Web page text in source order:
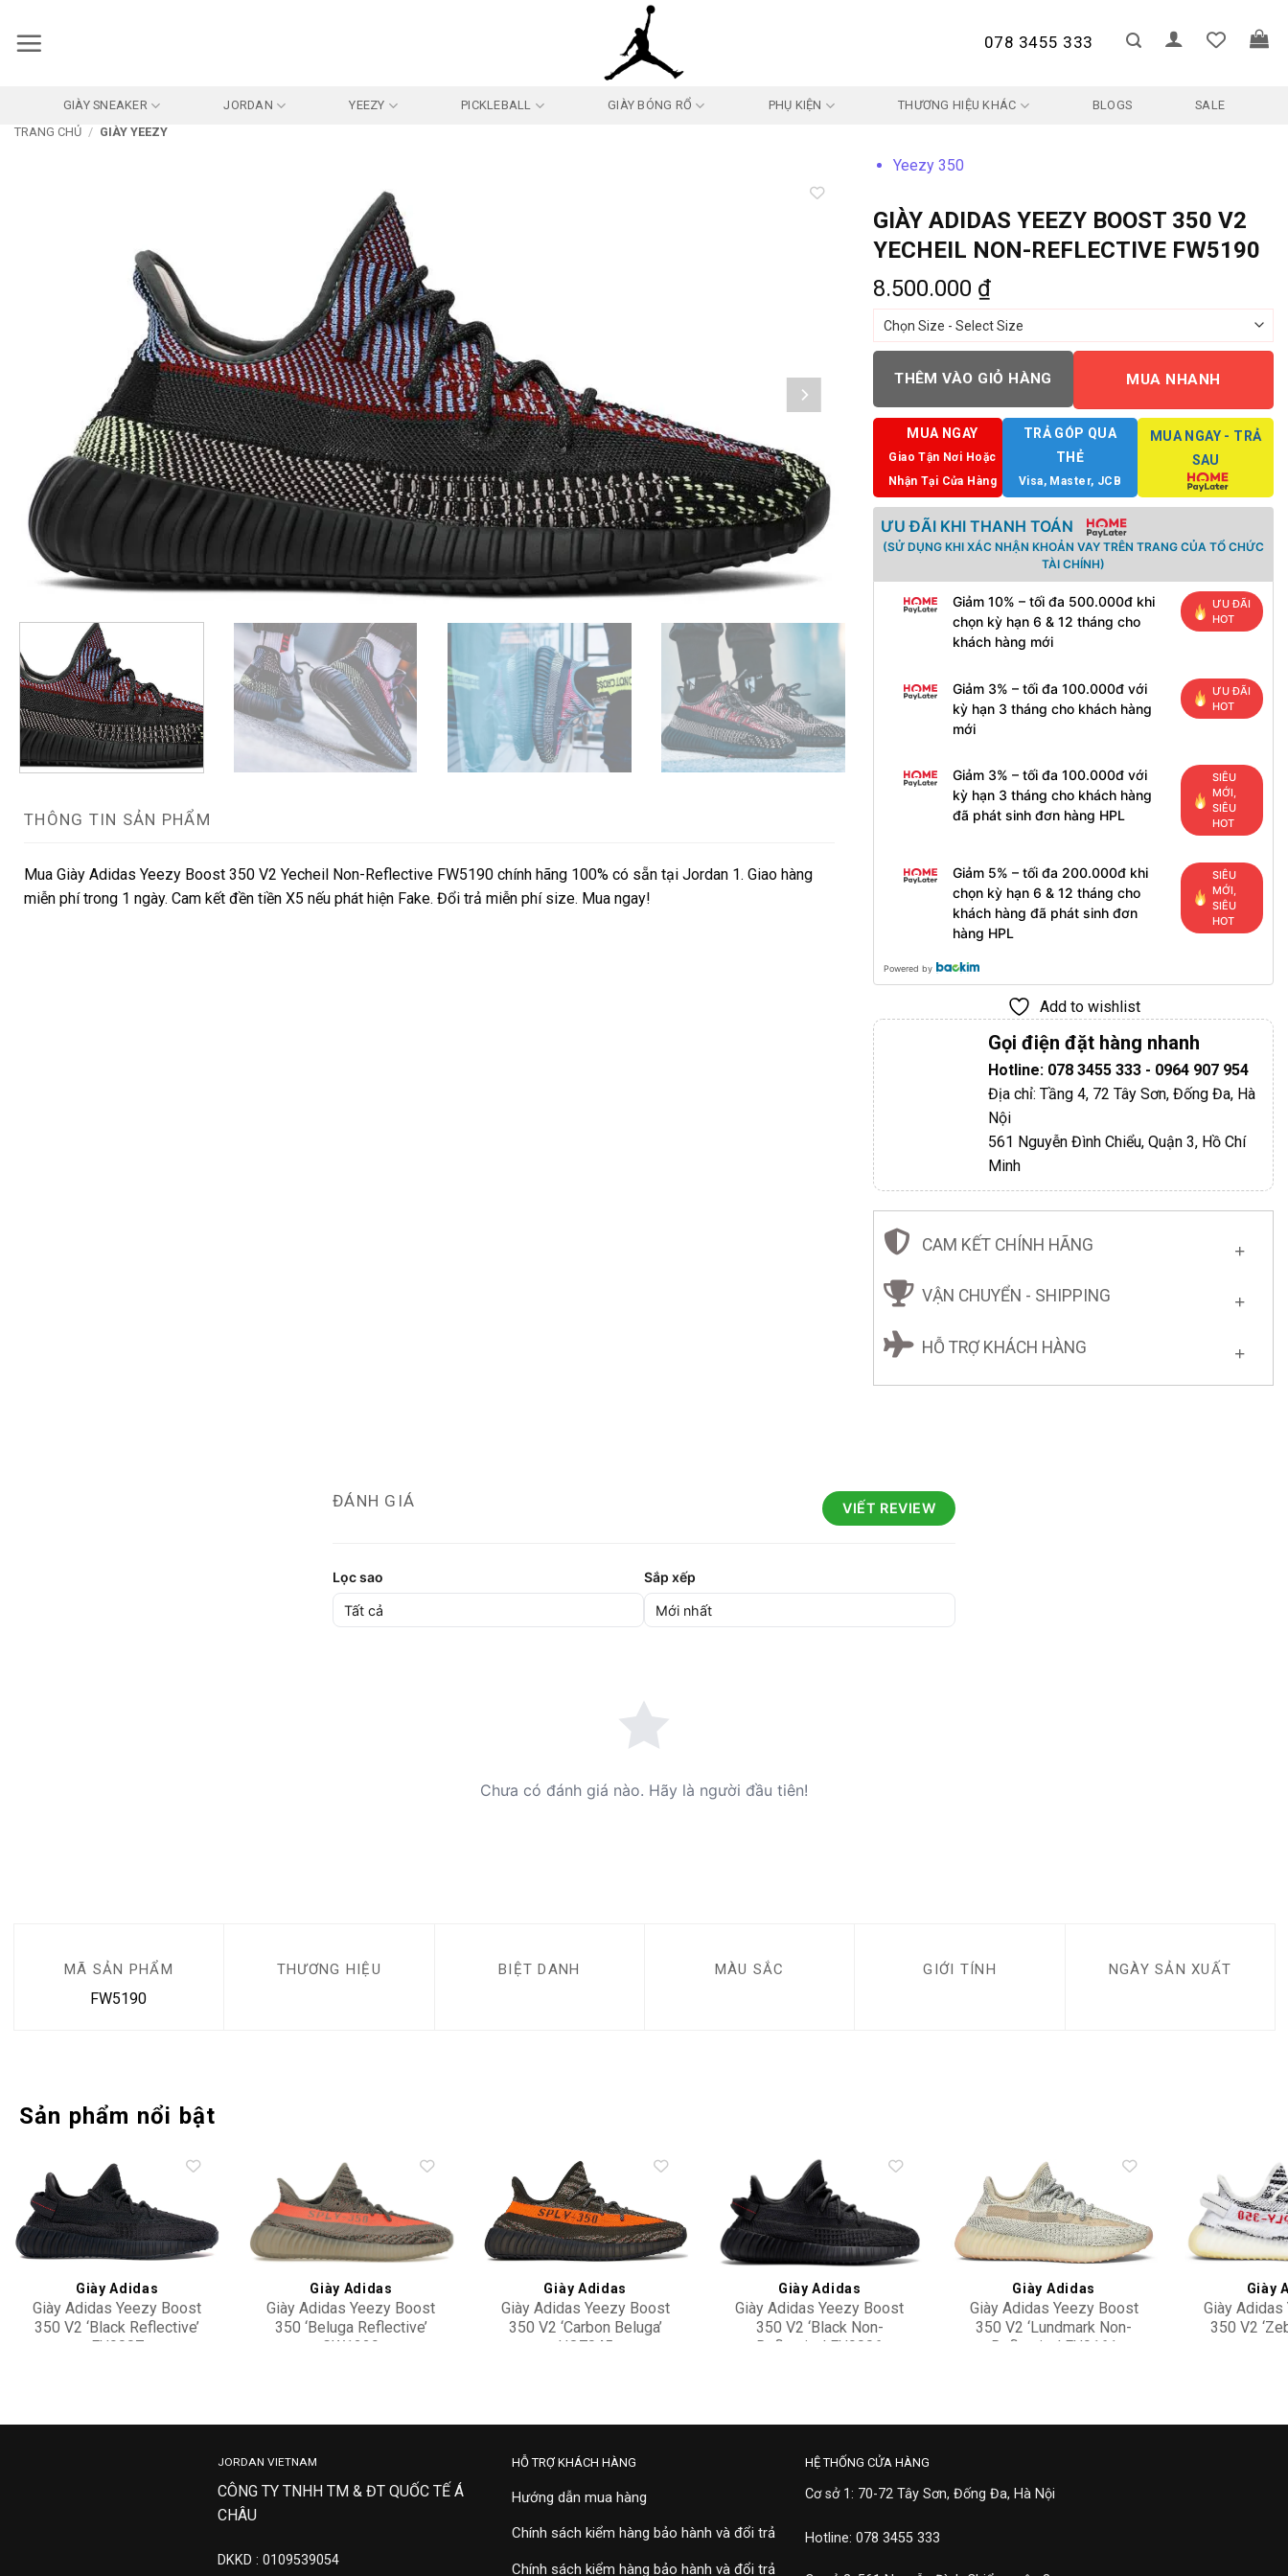
qua
078 3455 333
GIÀY SNEAKER JORDAN YEEZY PICKLEBALL GIÀY BÓNG RỔ PHỤ KIỆN THƯƠNG HIỆU KHÁC BLOGS
SALE
TRANG CHỦ / GIÀY YEEZY
THÔNG TIN SẢN PHẨM
Mua Giày Adidas Yeezy Boost 350 V2 Yecheil Non-Reflective FW5190 chính hãng 100% có sẵn tại Jordan 1. Giao hàng
miễn phí trong 1 ngày. Cam kết đền tiền X5 nếu phát hiện Fake. Đổi trả miễn phí size. Mua ngay!
Yeezy 350
GIÀY ADIDAS YEEZY BOOST 350 V2
YECHEIL NON-REFLECTIVE FW5190
8.500.000 ₫
THÊM VÀO GIỎ HÀNG MUA NHANH
MUA NGAY
Giao Tận Nơi Hoặc
Nhận Tại Cửa Hàng
TRẢ GÓP QUA
THẺ
Visa, Master, JCB
MUA NGAY - TRẢ
SAU
ƯU ĐÃI KHI THANH TOÁN
(SỬ DỤNG KHI XÁC NHẬN KHOẢN VAY TRÊN TRANG CỦA TỔ CHỨC
TÀI CHÍNH)
Giảm 10% – tối đa 500.000đ khi
chọn kỳ hạn 6 & 12 tháng cho
khách hàng mới
ƯU ĐÃI
HOT
Giảm 3% – tối đa 100.000đ với
kỳ hạn 3 tháng cho khách hàng
mới
ƯU ĐÃI
HOT
Giảm 3% – tối đa 100.000đ với
kỳ hạn 3 tháng cho khách hàng
đã phát sinh đơn hàng HPL
SIÊU
MỚI,
SIÊU
HOT
Giảm 5% – tối đa 200.000đ khi
chọn kỳ hạn 6 & 12 tháng cho
khách hàng đã phát sinh đơn
hàng HPL
SIÊU
MỚI,
SIÊU
HOT
Powered by
Add to wishlist
Gọi điện đặt hàng nhanh
Hotline: 078 3455 333 - 0964 907 954
Địa chỉ: Tầng 4, 72 Tây Sơn, Đống Đa, Hà
Nội
561 Nguyễn Đình Chiểu, Quận 3, Hồ Chí
Minh
CAM KẾT CHÍNH HÃNG
VẬN CHUYỂN - SHIPPING
HỖ TRỢ KHÁCH HÀNG
ĐÁNH GIÁ VIẾT REVIEW
Lọc sao Sắp xếp
Chưa có đánh giá nào. Hãy là người đầu tiên!
MÃ SẢN PHẨM
FW5190
THƯƠNG HIỆU BIỆT DANH MÀU SẮC GIỚI TÍNH NGÀY SẢN XUẤT
Sản phẩm nổi bật
Add to
wishlist
Giày Adidas
Giày Adidas Yeezy Boost
350 V2 ‘Black Reflective’
FU9007
Add to
wishlist
Giày Adidas
Giày Adidas Yeezy Boost
350 ‘Beluga Reflective’
GW1229
Add to
wishlist
Giày Adidas
Giày Adidas Yeezy Boost
350 V2 ‘Carbon Beluga’
HQ7045
Add to
wishlist
Giày Adidas
Giày Adidas Yeezy Boost
350 V2 ‘Black Non-
Reflective’ FU9006
Add to
wishlist
Giày Adidas
Giày Adidas Yeezy Boost
350 V2 ‘Lundmark Non-
Reflective’ FU9161
Giày
Giày
350 V2
JORDAN VIETNAM
CÔNG TY TNHH TM & ĐT QUỐC TẾ Á
CHÂU
DKKD : 0109539054
HỖ TRỢ KHÁCH HÀNG
Hướng dẫn mua hàng
Chính sách kiểm hàng bảo hành và đổi trả
Chính sách kiểm hàng bảo hành và đổi trả
HỆ THỐNG CỬA HÀNG
Cơ sở 1: 70-72 Tây Sơn, Đống Đa, Hà Nội
Hotline: 078 3455 333